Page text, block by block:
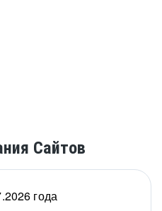
Сайтов
года